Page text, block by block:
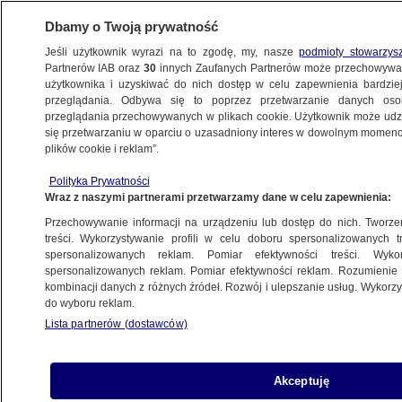
ŚWIAT
w twarz, a my udajemy, że pada deszcz
12.09.2025, 23:16
Posłuchaj artykułu
Czyta lektor AI
Dbamy o Twoją prywatność
Jeśli użytkownik wyrazi na to zgodę, my, naszepodmioty
Partnerów IAB oraz30 innych Zaufanych Partnerów może
użytkownika i uzyskiwać do nich dostęp w celu zapewnienia
przeglądania. Odbywa się to poprzez przetwarzanie danych
przeglądania przechowywanych w plikach cookie. Użytkownik może
się przetwarzaniu w oparciu o uzasadniony interes w dowolnym
plików cookie i reklam”.
Polityka Prywatności
Wraz z naszymi partnerami przetwarzamy dane w celu zapewnienia:
Przechowywanie informacji na urządzeniu lub dostęp do nich.
treści. Wykorzystywanie profili w celu doboru spersonalizowanych
spersonalizowanych reklam. Pomiar efektywności treści.
spersonalizowanych reklam. Pomiar efektywności reklam.
kombinacji danych z różnych źródeł. Rozwój i ulepszanie usług.
do wyboru reklam.
Lista partnerów (dostawców)
Akceptuję